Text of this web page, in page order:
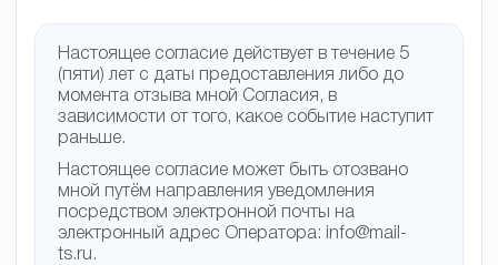
Настоящее согласие действует в течение 5
(пяти) лет с даты предоставления либо до
момента отзыва мной Согласия, в
зависимости от того, какое событие наступит
раньше.
Настоящее согласие может быть отозвано
мной путём направления уведомления
посредством электронной почты на
электронный адрес Оператора: info@mail-
ts.ru.